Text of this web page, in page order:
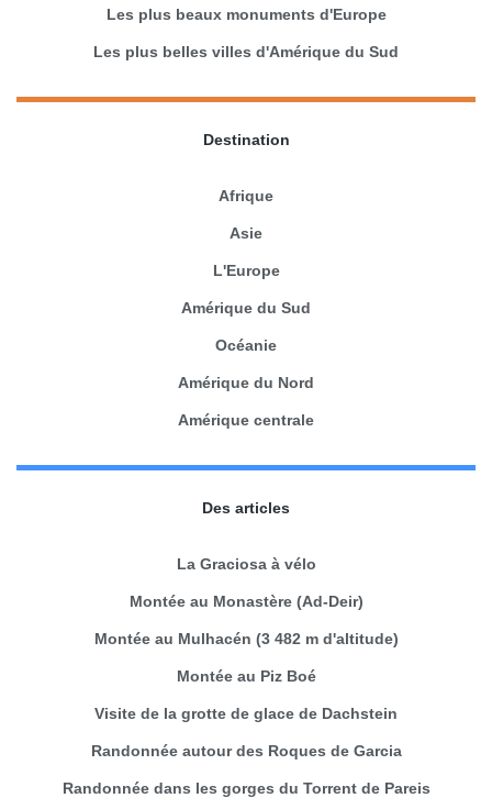
Les plus beaux monuments d'Europe
Les plus belles villes d'Amérique du Sud
Destination
Afrique
Asie
L'Europe
Amérique du Sud
Océanie
Amérique du Nord
Amérique centrale
Des articles
La Graciosa à vélo
Montée au Monastère (Ad-Deir)
Montée au Mulhacén (3 482 m d'altitude)
Montée au Piz Boé
Visite de la grotte de glace de Dachstein
Randonnée autour des Roques de Garcia
Randonnée dans les gorges du Torrent de Pareis